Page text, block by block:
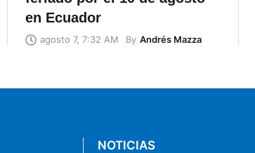
en Ecuador
agosto 7, 7:32 AM By Andrés Mazza
NOTICIAS